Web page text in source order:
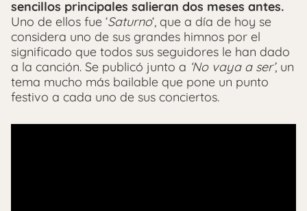
sencillos principales salieran dos meses antes.
Uno de ellos fue ‘Saturno‘, que a día de hoy se
considera uno de sus grandes himnos por el
significado que todos sus seguidores le han dado
a la canción. Se publicó junto a ‘No vaya a ser’, un
tema mucho más bailable que pone un punto
festivo a cada uno de sus conciertos.